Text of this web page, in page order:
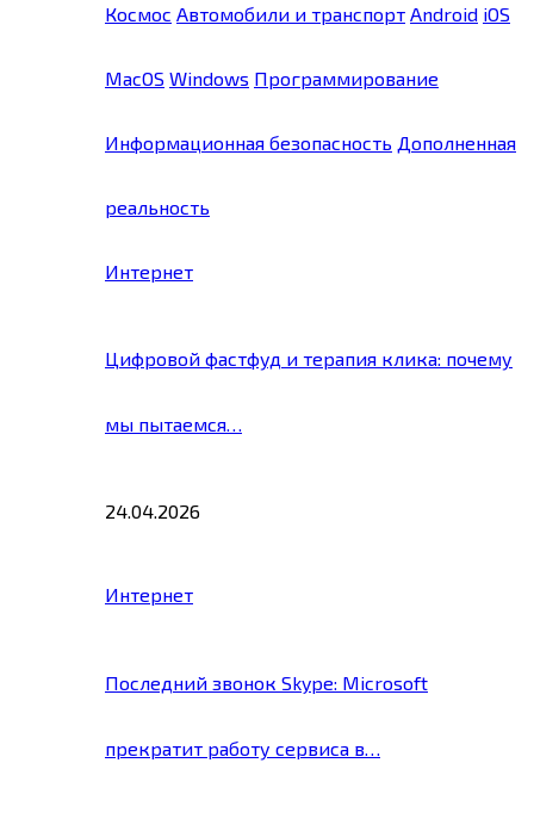
Космос Автомобили и транспорт Android iOS
MacOS Windows Программирование
Информационная безопасность Дополненная
реальность
Интернет
Цифровой фастфуд и терапия клика: почему
мы пытаемся…
24.04.2026
Интернет
Последний звонок Skype: Microsoft
прекратит работу сервиса в…